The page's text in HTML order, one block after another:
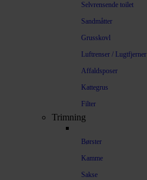
Selvrensende toilet
Sandmåtter
Grusskovl
Luftrenser / Lugtfjerner
Affaldsposer
Kattegrus
Filter
Trimning
Børster
Kamme
Sakse